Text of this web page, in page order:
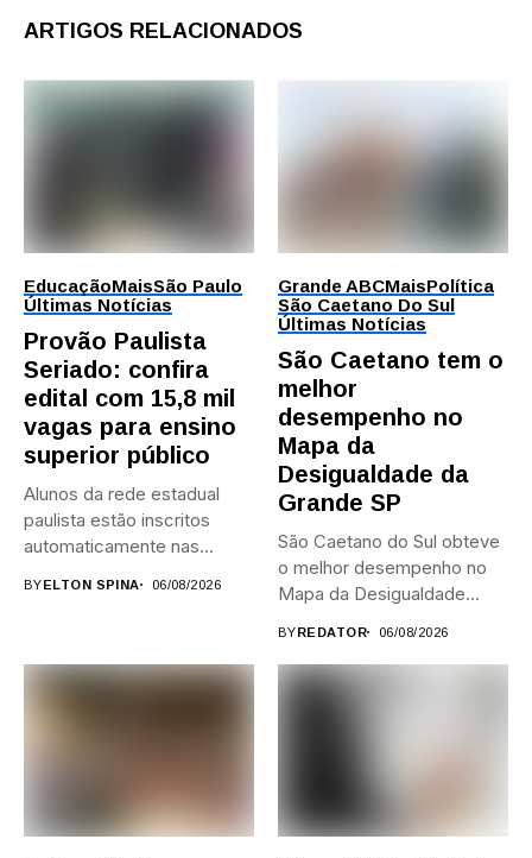
ARTIGOS RELACIONADOS
EducaçãoMaisSão Paulo
Últimas Notícias
Provão Paulista
Seriado: confira
edital com 15,8 mil
vagas para ensino
superior público
Alunos da rede estadual
paulista estão inscritos
automaticamente nas
BYELTON SPINA 06/08/2026
Grande ABCMaisPolítica
São Caetano Do Sul
Últimas Notícias
São Caetano tem o
melhor
desempenho no
Mapa da
Desigualdade da
Grande SP
São Caetano do Sul obteve
o melhor desempenho no
Mapa da Desigualdade...
BYREDATOR 06/08/2026